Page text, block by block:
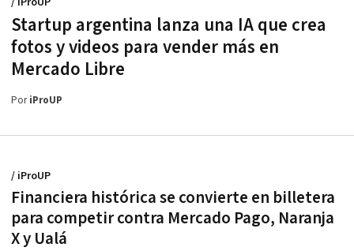
Startup argentina lanza una IA que crea
fotos y videos para vender más en
Mercado Libre
PoriProUP
Financiera histórica se convierte en billetera
para competir contra Mercado Pago, Naranja
X y Ualá
/ iProUP